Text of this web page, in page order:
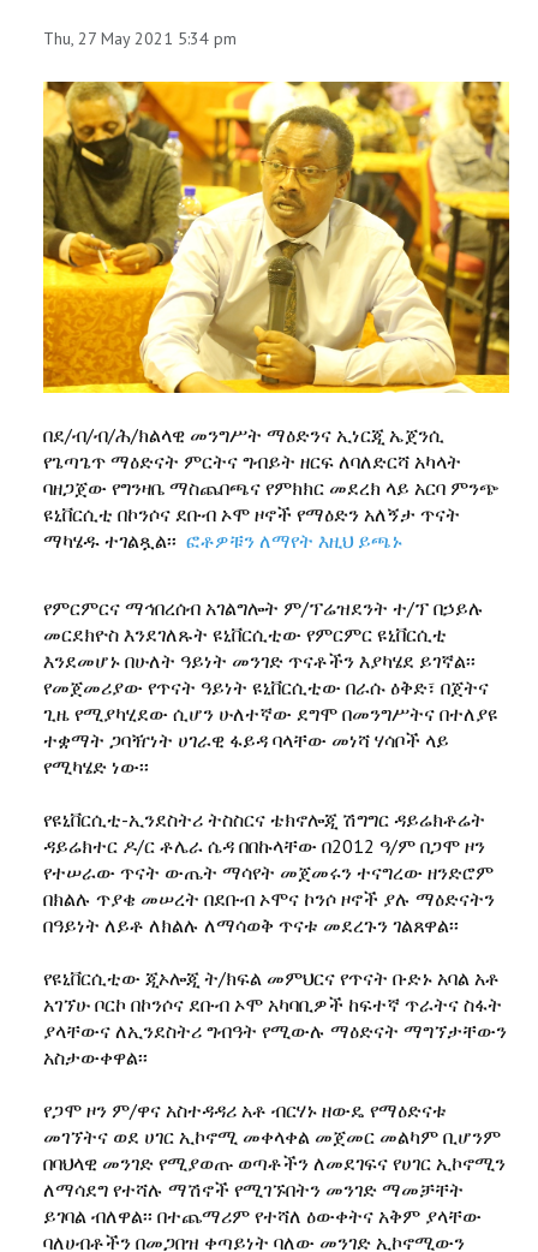
Thu, 27 May 2021 5:34 pm
በደ/ብ/ብ/ሕ/ክልላዊ መንግሥት ማዕድንና ኢነርጂ ኤጀንሲ
የጌጣጌጥ ማዕድናት ምርትና ግብይት ዘርፍ ለባለድርሻ አካላት
ባዘጋጀው የግንዛቤ ማስጨበጫና የምክክር መደረክ ላይ አርባ ምንጭ
ዩኒቨርሲቲ በኮንሶና ደቡብ ኦሞ ዞኖች የማዕድን አለኝታ ጥናት
ማካሄዱ ተገልጿል፡፡ ፎቶዎቹን ለማየት እዚህ ይጫኑ
የምርምርና ማኅበረሰብ አገልግሎት ም/ፕሬዝደንት ተ/ፕ በኃይሉ
መርደክዮስ እንደገለጹት ዩኒቨርሲቲው የምርምር ዩኒቨርሲቲ
እንደመሆኑ በሁለት ዓይነት መንገድ ጥናቶችን እያካሄደ ይገኛል፡፡
የመጀመሪያው የጥናት ዓይነት ዩኒቨርሲቲው በራሱ ዕቅድ፣ በጀትና
ጊዜ የሚያካሂደው ሲሆን ሁለተኛው ደግሞ በመንግሥትና በተለያዩ
ተቋማት ጋባዥነት ሀገራዊ ፋይዳ ባላቸው መነሻ ሃሳቦች ላይ
የሚካሄድ ነው፡፡
የዩኒቨርሲቲ-ኢንደስትሪ ትስስርና ቴክኖሎጂ ሽግግር ዳይሬክቶሬት
ዳይሬክተር ዶ/ር ቶሌራ ሴዳ በበኩላቸው በ2012 ዓ/ም በጋሞ ዞን
የተሠራው ጥናት ውጤት ማሳየት መጀመሩን ተናግረው ዘንድሮም
በክልሉ ጥያቄ መሠረት በደቡብ ኦሞና ኮንሶ ዞኖች ያሉ ማዕድናትን
በዓይነት ለይቶ ለክልሉ ለማሳወቅ ጥናቱ መደረጉን ገልጸዋል፡፡
የዩኒቨርሲቲው ጂኦሎጂ ት/ክፍል መምህርና የጥናት ቡድኑ አባል አቶ
አገኘሁ ቦርኮ በኮንሶና ደቡብ ኦሞ አካባቢዎች ከፍተኛ ጥራትና ስፋት
ያላቸውና ለኢንደስትሪ ግብዓት የሚውሉ ማዕድናት ማግኘታቸውን
አስታውቀዋል፡፡
የጋሞ ዞን ም/ዋና አስተዳዳሪ አቶ ብርሃኑ ዘውዴ የማዕድናቱ
መገኘትና ወደ ሀገር ኢኮኖሚ መቀላቀል መጀመር መልካም ቢሆንም
በባህላዊ መንገድ የሚያወጡ ወጣቶችን ለመደገፍና የሀገር ኢኮኖሚን
ለማሳደግ የተሻሉ ማሽኖች የሚገኙበትን መንገድ ማመቻቸት
ይገባል ብለዋል፡፡ በተጨማሪም የተሻለ ዕውቀትና አቅም ያላቸው
ባለሀብቶችን በመጋበዝ ቀጣይነት ባለው መንገድ ኢኮኖሚውን